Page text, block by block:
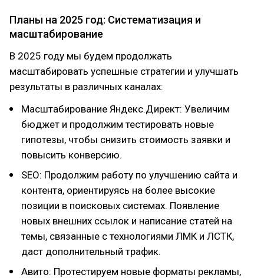
Планы на 2025 год: Систематизация и
масштабирование
В 2025 году мы будем продолжать
масштабировать успешные стратегии и улучшать
результаты в различных каналах:
Масштабирование Яндекс.Директ: Увеличим
бюджет и продолжим тестировать новые
гипотезы, чтобы снизить стоимость заявки и
повысить конверсию.
SEO: Продолжим работу по улучшению сайта и
контента, ориентируясь на более высокие
позиции в поисковых системах. Появление
новых внешних ссылок и написание статей на
темы, связанные с технологиями ЛМК и ЛСТК,
даст дополнительный трафик.
Авито: Протестируем новые форматы рекламы,